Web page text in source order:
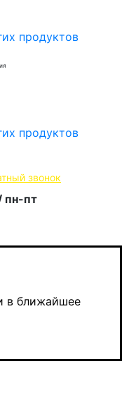
звонок
пн-пт
в ближайшее
с молочно-